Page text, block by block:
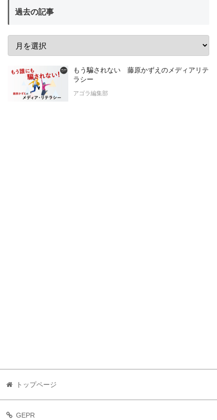
過去の記事
もう騙されない 藤原かずえのメディアリテ
ラシー
アゴラ編集部
トップページ
GEPR